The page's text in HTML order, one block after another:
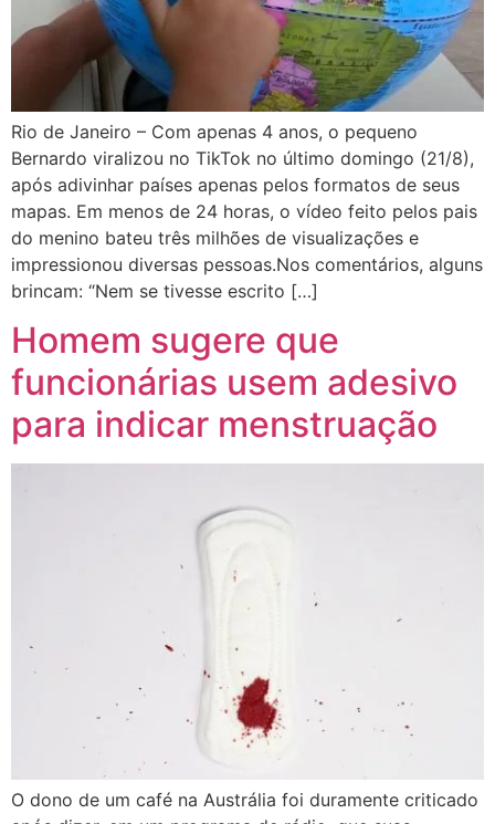
Rio de Janeiro – Com apenas 4 anos, o pequeno
Bernardo viralizou no TikTok no último domingo (21/8),
após adivinhar países apenas pelos formatos de seus
mapas. Em menos de 24 horas, o vídeo feito pelos pais
do menino bateu três milhões de visualizações e
impressionou diversas pessoas.Nos comentários, alguns
brincam: “Nem se tivesse escrito […]
Homem sugere que
funcionárias usem adesivo
para indicar menstruação
O dono de um café na Austrália foi duramente criticado